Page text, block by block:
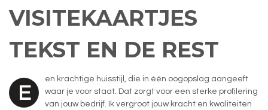
VISITEKAARTJES
TEKST EN DE REST
E
en krachtige huisstijl, die in één oogopslag aangeeft
waar je voor staat. Dat zorgt voor een sterke profilering
van jouw bedrijf. Ik vergroot jouw kracht en kwaliteiten